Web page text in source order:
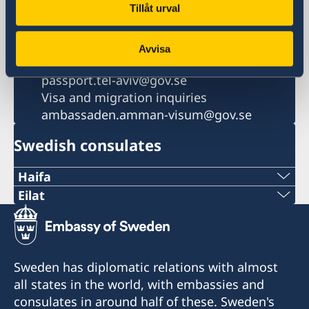
Tillåt urval
Avvisa
General inquiries
ambassaden.tel-aviv@gov.se
Passport and Citizenship inquiries
passport.tel-aviv@gov.se
Visa and migration inquiries
ambassaden.amman-visum@gov.se
Swedish consulates
Haifa
Phone 1
+972 4 864 31 62
+972 4 864 31 65
Eilat
Phone
+972 (0)8 6348038
Fax
+972 (0)8 6347021
Sweden has diplomatic relations with almost
all states in the world, with embassies and
consulates in around half of these. Sweden's